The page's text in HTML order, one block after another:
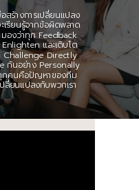
สร้างการเปลี่ยนแปลง
เรียนรู้จากข้อผิดพลาด
ามองว่าทุก Feedback
Enlighten และเติบโต
Challenge Directly
กันอย่าง Personally
กคนคือปัญหาของทีม
ลี่ยนแปลงกับพวกเรา